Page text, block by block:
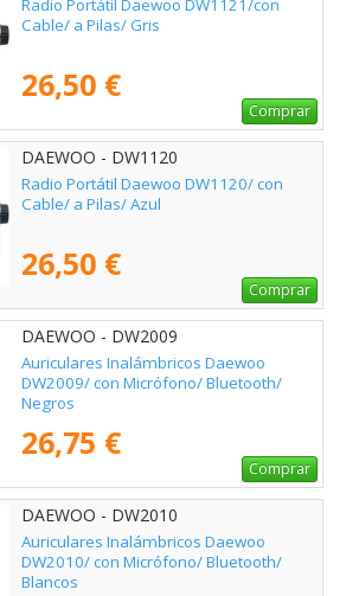
Radio Portátil Daewoo DW1121/con
Cable/ a Pilas/ Gris
26,50 €
Comprar
DAEWOO - DW1120
Radio Portátil Daewoo DW1120/ con
Cable/ a Pilas/ Azul
26,50 €
Comprar
DAEWOO - DW2009
Auriculares Inalámbricos Daewoo
DW2009/ con Micrófono/ Bluetooth/
Negros
26,75 €
Comprar
DAEWOO - DW2010
Auriculares Inalámbricos Daewoo
DW2010/ con Micrófono/ Bluetooth/
Blancos